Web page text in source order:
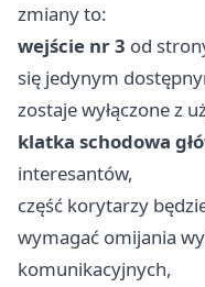
zmiany to:
wejście nr 3 od
się jedynym
zostaje wyłączone z
klatka schodowa
interesantów,
część korytarzy
wymagać omijania
komunikacyjnych,